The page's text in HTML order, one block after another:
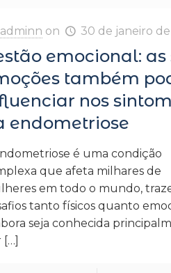
adminn on 30 de janeiro
emocional: as
também
nos
endometriose
é uma condição
que afeta milhares de
em todo o mundo,
tanto físicos quanto
seja conhecida
[…]